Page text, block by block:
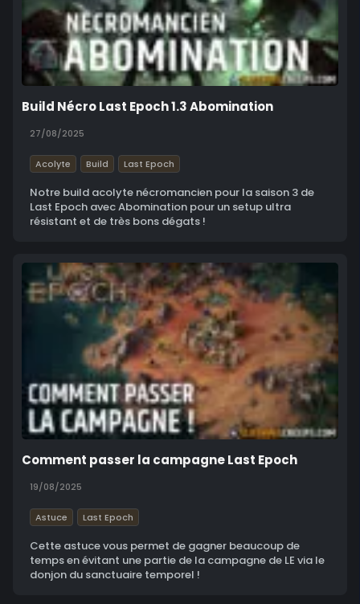
Build Nécro Last Epoch 1.3 Abomination
27/08/2025
Acolyte Build Last Epoch
Notre build acolyte nécromancien pour la saison 3 de
Last Epoch avec Abomination pour un setup ultra
résistant et de très bons dégats !
Comment passer la campagne Last Epoch
19/08/2025
Astuce Last Epoch
Cette astuce vous permet de gagner beaucoup de
temps en évitant une partie de la campagne de LE via le
donjon du sanctuaire temporel !